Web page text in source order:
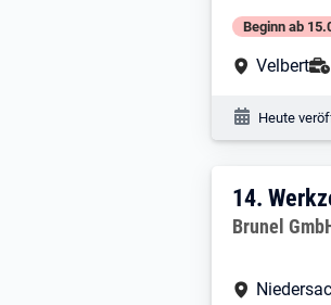
Beginn ab
Arbeitsort:
Velbert
Heute
14.
14.
Brunel